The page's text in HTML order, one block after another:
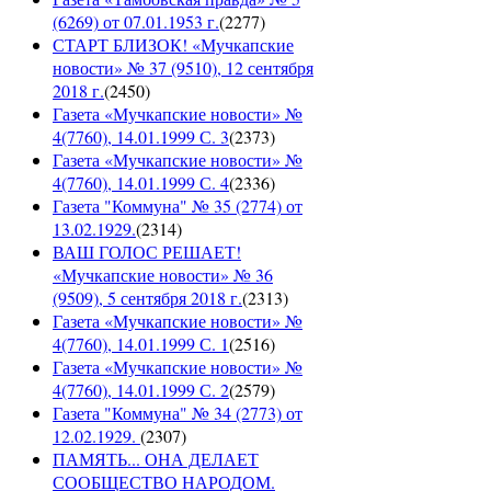
(6269) от 07.01.1953 г.(2277)
СТАРТ БЛИЗОК! «Мучкапские
новости» № 37 (9510), 12 сентября
2018 г.(2450)
Газета «Мучкапские новости» №
4(7760), 14.01.1999 С. 3(2373)
Газета «Мучкапские новости» №
4(7760), 14.01.1999 С. 4(2336)
Газета "Коммуна" № 35 (2774) от
13.02.1929.(2314)
ВАШ ГОЛОС РЕШАЕТ!
«Мучкапские новости» № 36
(9509), 5 сентября 2018 г.(2313)
Газета «Мучкапские новости» №
4(7760), 14.01.1999 С. 1(2516)
Газета «Мучкапские новости» №
4(7760), 14.01.1999 С. 2(2579)
Газета "Коммуна" № 34 (2773) от
12.02.1929. (2307)
ПАМЯТЬ... ОНА ДЕЛАЕТ
СООБЩЕСТВО НАРОДОМ.